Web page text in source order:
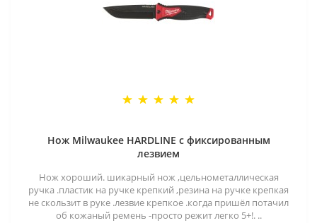
Нож Milwaukee HARDLINE с фиксированным
лезвием
Нож хороший. шикарный нож ,цельнометаллическая
ручка .пластик на ручке крепкий ,резина на ручке крепкая
не скользит в руке .лезвие крепкое .когда пришёл потачил
об кожаный ремень -просто режит легко 5+!. ..